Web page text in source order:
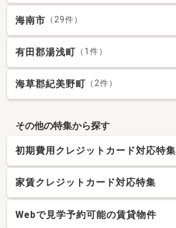
海南市 （29件）
有田郡湯浅町 （1件）
海草郡紀美野町 （2件）
その他の特集から探す
初期費用クレジットカード対応特集
家賃クレジットカード対応特集
Webで見学予約可能の賃貸物件